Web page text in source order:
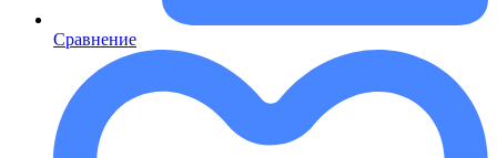
Сравнение